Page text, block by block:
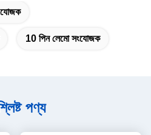
10 পিন লেমো সংযোজক
পণ্য